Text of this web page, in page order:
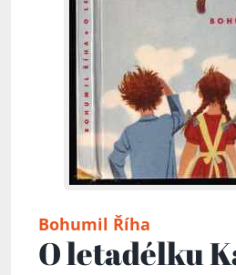
Bohumil Říha
O letadélku